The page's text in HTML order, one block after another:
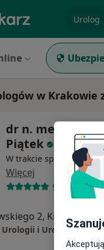
w Krakowie
dr n. med.
Piątek
W trakcie specjalizacji
Więcej
91 opinii
2, Kraków
Urologii i Urologii